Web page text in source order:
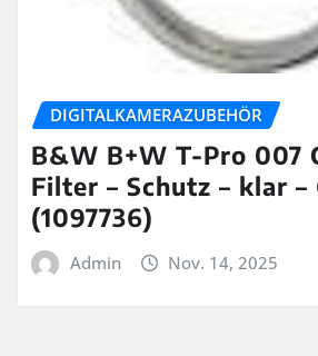
DIGITALKAMERAZUBEHÖR
B&W B+W T-Pro 007
Filter – Schutz – klar –
(1097736)
Admin Nov. 14, 2025